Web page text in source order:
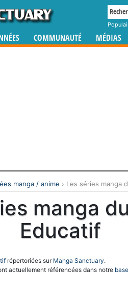
COMMUNAUTÉ MÉDIAS
manga / anime › Les séries manga
manga
Educatif
répertoriées sur Manga Sanctuary.
actuellement référencées dans notre